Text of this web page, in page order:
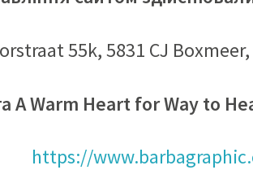
55k, 5831 CJ
A Warm Heart for Way to
https://